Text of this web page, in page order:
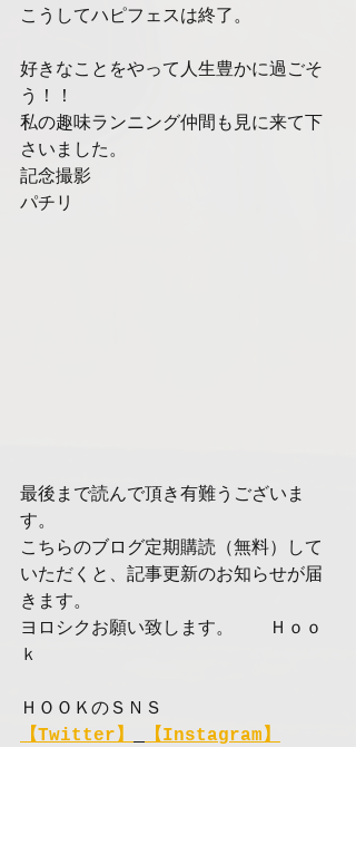
こうしてハピフェスは終了。
好きなことをやって人生豊かに過ごそ
う！！
私の趣味ランニング仲間も見に来て下
さいました。
記念撮影
パチリ
最後まで読んで頂き有難うございま
す。
こちらのブログ定期購読（無料）して
いただくと、記事更新のお知らせが届
きます。
ヨロシクお願い致します。　　Ｈｏｏ
ｋ
ＨＯＯＫのＳＮＳ
【Twitter】
【Instagram】